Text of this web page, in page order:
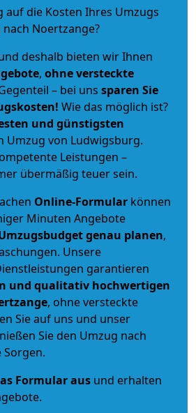
auf die Kosten Ihres Umzugs
Noertzange?
deshalb bieten wir Ihnen
, ohne versteckte
– bei uns sparen Sie
Wie das möglich ist?
und günstigsten
Umzug von Ludwigsburg.
Leistungen –
übermäßig teuer sein.
Online-Formular können
Minuten Angebote
genau planen,
Unsere
garantieren
und qualitativ hochwertigen
, ohne versteckte
Sie auf uns und unser
Sie den Umzug nach
Formular aus und erhalten